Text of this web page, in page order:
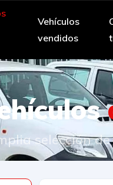
Vehículos
vendidos
selección